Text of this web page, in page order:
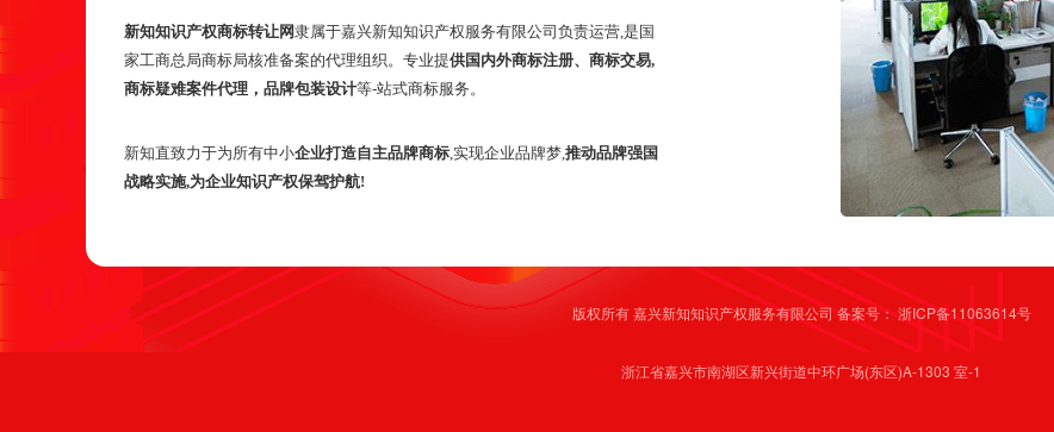
新知知识产权商标转让网隶属于嘉兴新知知识产权服务有限公司负责运营,是国
家工商总局商标局核准备案的代理组织。专业提供国内外商标注册、商标交易,
商标疑难案件代理，品牌包装设计等-站式商标服务。
新知直致力于为所有中小企业打造自主品牌商标 ,实现企业品牌梦, 推动品牌强国
战略实施,为企业知识产权保驾护航!
版权所有 嘉兴新知知识产权服务有限公司 备案号： 浙ICP备11063614号
浙江省嘉兴市南湖区新兴街道中环广场(东区)A-1303 室-1